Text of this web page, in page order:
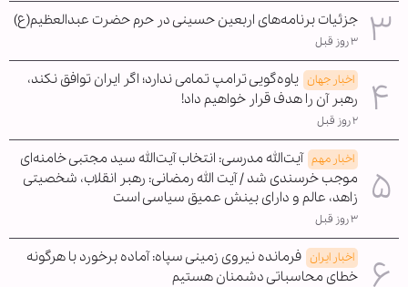
جزئیات برنامه‌های اربعین حسینی در حرم حضرت عبدالعظیم(ع)
۳ روز قبل
اخبار جهان یاوه‌گویی ترامپ تمامی ندارد؛ اگر ایران توافق نکند،
رهبر آن را هدف قرار خواهیم داد!
۲ روز قبل
اخبار مهم آیت‌الله مدرسی: انتخاب آیت‌الله سید مجتبی خامنه‌ای
موجب خرسندی شد / آیت الله رمضانی: رهبر انقلاب، شخصیتی
زاهد، عالم و دارای بینش عمیق سیاسی است
۳ روز قبل
اخبار ایران فرمانده نیروی زمینی سپاه: آماده برخورد با هرگونه
خطای محاسباتی دشمنان هستیم